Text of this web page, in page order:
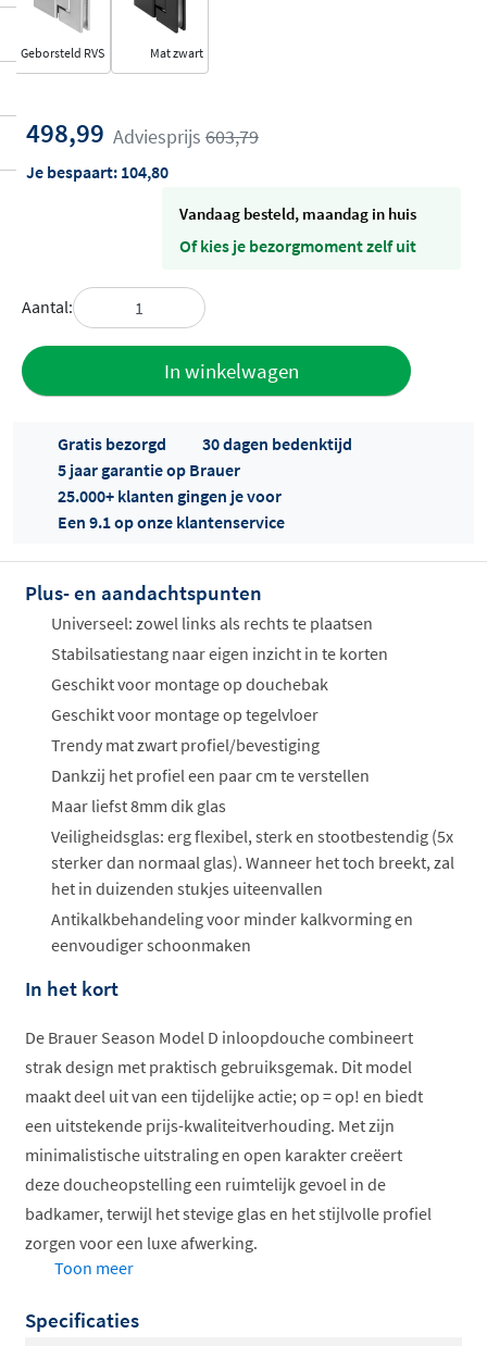
Geborsteld RVS Mat zwart
498,99 Adviesprijs 603,79
Je bespaart: 104,80
vandaag besteld, maandag in huis
Of kies je bezorgmoment zelf uit
Aantal:
In winkelwagen
Offertes
ophalen...
Gratis bezorgd
30 dagen bedenktijd
5 jaar garantie op Brauer
25.000+ klanten gingen je voor
Een 9.1 op onze klantenservice
Plus- en aandachtspunten
Universeel: zowel links als rechts te plaatsen
Stabilsatiestang naar eigen inzicht in te korten
Geschikt voor montage op douchebak
Geschikt voor montage op tegelvloer
Trendy mat zwart profiel/bevestiging
Dankzij het profiel een paar cm te verstellen
Maar liefst 8mm dik glas
Veiligheidsglas: erg flexibel, sterk en stootbestendig (5x
sterker dan normaal glas). Wanneer het toch breekt, zal
het in duizenden stukjes uiteenvallen
Antikalkbehandeling voor minder kalkvorming en
eenvoudiger schoonmaken
In het kort
De Brauer Season Model D inloopdouche combineert
strak design met praktisch gebruiksgemak. Dit model
maakt deel uit van een tijdelijke actie; op = op! en biedt
een uitstekende prijs-kwaliteitverhouding. Met zijn
minimalistische uitstraling en open karakter creëert
deze doucheopstelling een ruimtelijk gevoel in de
badkamer, terwijl het stevige glas en het stijlvolle profiel
zorgen voor een luxe afwerking.
Toon meer
Specificaties